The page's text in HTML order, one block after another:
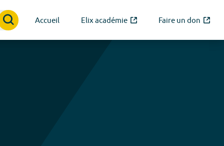
Accueil Elix académie Faire un don